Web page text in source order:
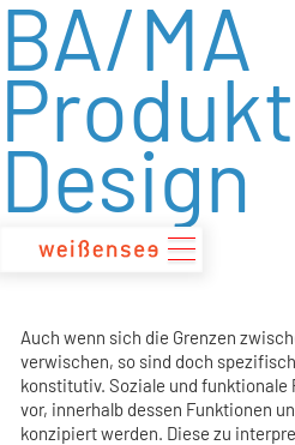
zum
Inhalt
BA/MA
Design
Auch wenn sich die Grenzen
verwischen, so sind doch
konstitutiv. Soziale und funktionale
vor, innerhalb dessen Funktionen
konzipiert werden. Diese zu